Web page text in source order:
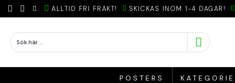
ALLTID FRI FRAKT! SKICKAS INOM 1-4 DAGAR!
POSTERS